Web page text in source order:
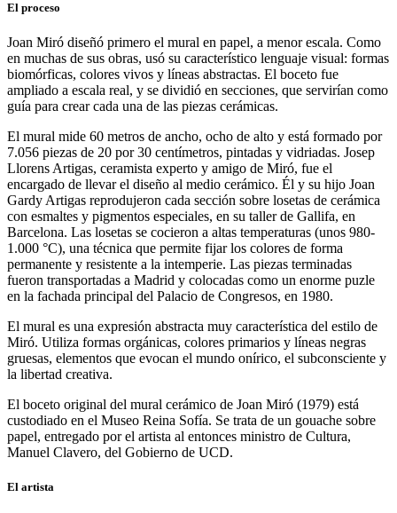
El proceso
Joan Miró diseñó primero el mural en papel, a menor escala. Como
en muchas de sus obras, usó su característico lenguaje visual: formas
biomórficas, colores vivos y líneas abstractas. El boceto fue
ampliado a escala real, y se dividió en secciones, que servirían como
guía para crear cada una de las piezas cerámicas.
El mural mide 60 metros de ancho, ocho de alto y está formado por
7.056 piezas de 20 por 30 centímetros, pintadas y vidriadas. Josep
Llorens Artigas, ceramista experto y amigo de Miró, fue el
encargado de llevar el diseño al medio cerámico. Él y su hijo Joan
Gardy Artigas reprodujeron cada sección sobre losetas de cerámica
con esmaltes y pigmentos especiales, en su taller de Gallifa, en
Barcelona. Las losetas se cocieron a altas temperaturas (unos 980-
1.000 °C), una técnica que permite fijar los colores de forma
permanente y resistente a la intemperie. Las piezas terminadas
fueron transportadas a Madrid y colocadas como un enorme puzle
en la fachada principal del Palacio de Congresos, en 1980.
El mural es una expresión abstracta muy característica del estilo de
Miró. Utiliza formas orgánicas, colores primarios y líneas negras
gruesas, elementos que evocan el mundo onírico, el subconsciente y
la libertad creativa.
El boceto original del mural cerámico de Joan Miró (1979) está
custodiado en el Museo Reina Sofía. Se trata de un gouache sobre
papel, entregado por el artista al entonces ministro de Cultura,
Manuel Clavero, del Gobierno de UCD.
El artista